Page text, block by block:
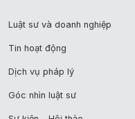
Luật sư và doanh nghiệp
Tin hoạt động
Dịch vụ pháp lý
Góc nhìn luật sư